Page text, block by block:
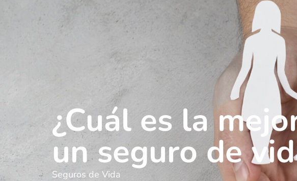
¿Cuál es la
un seguro de
Seguros de Vida